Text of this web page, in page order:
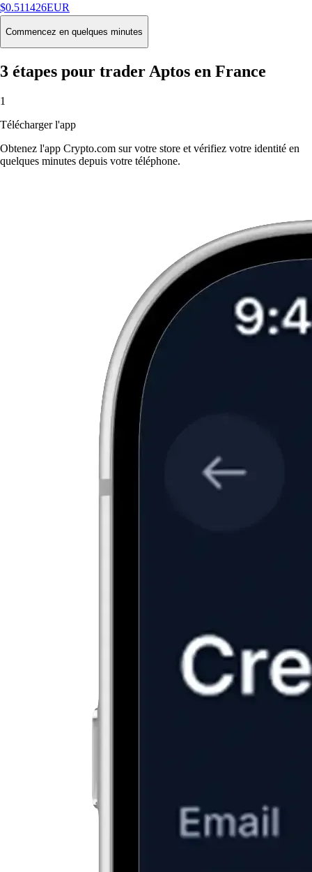
$0.511426EUR
-0.89%24H
Buy
Commencez en quelques minutes
3 étapes pour trader Aptos en France
1
Télécharger l'app
Obtenez l'app Crypto.com sur votre store et vérifiez votre identité en
quelques minutes depuis votre téléphone.